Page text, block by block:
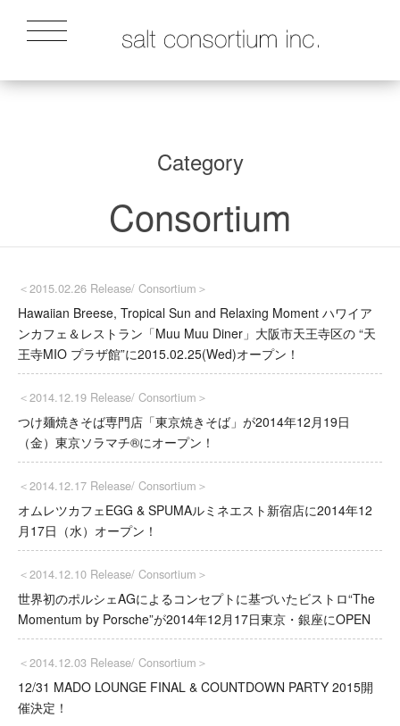
Category
Consortium
＜2015.02.26 Release/ Consortium ＞
Hawaiian Breese, Tropical Sun and Relaxing Moment ハワイア
ンカフェ＆レストラン「Muu Muu Diner」大阪市天王寺区の “天
王寺MIO プラザ館”に2015.02.25(Wed)オープン！
＜2014.12.19 Release/ Consortium ＞
つけ麺焼きそば専門店「東京焼きそば」が2014年12月19日
（金）東京ソラマチ®にオープン！
＜2014.12.17 Release/ Consortium ＞
オムレツカフェEGG & SPUMAルミネエスト新宿店に2014年12
月17日（水）オープン！
＜2014.12.10 Release/ Consortium ＞
世界初のポルシェAGによるコンセプトに基づいたビストロ“The
Momentum by Porsche”が2014年12月17日東京・銀座にOPEN
＜2014.12.03 Release/ Consortium ＞
12/31 MADO LOUNGE FINAL & COUNTDOWN PARTY 2015開
催決定！